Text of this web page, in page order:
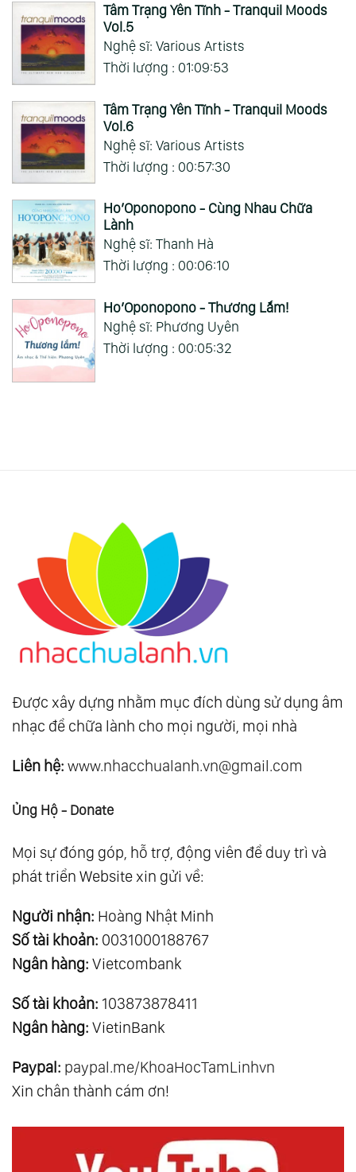
Tâm Trạng Yên Tĩnh - Tranquil Moods
Vol.5
Nghệ sĩ: Various Artists
Thời lượng : 01:09:53
Tâm Trạng Yên Tĩnh - Tranquil Moods
Vol.6
Nghệ sĩ: Various Artists
Thời lượng : 00:57:30
Ho’Oponopono - Cùng Nhau Chữa
Lành
Nghệ sĩ: Thanh Hà
Thời lượng : 00:06:10
Ho’Oponopono - Thương Lắm!
Nghệ sĩ: Phương Uyên
Thời lượng : 00:05:32
Được xây dựng nhằm mục đích dùng sử dụng âm
nhạc để chữa lành cho mọi người, mọi nhà
Liên hệ: www.nhacchualanh.vn@gmail.com
Ủng Hộ - Donate
Mọi sự đóng góp, hỗ trợ, động viên để duy trì và
phát triển Website xin gửi về:
Người nhận: Hoàng Nhật Minh
Số tài khoản: 0031000188767
Ngân hàng: Vietcombank
Số tài khoản: 103873878411
Ngân hàng: VietinBank
Paypal: paypal.me/KhoaHocTamLinhvn
Xin chân thành cám ơn!